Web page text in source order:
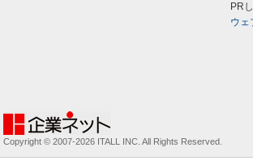
PR
ウェ
Copyright © 2007-2026 ITALL INC. All Rights Reserved.